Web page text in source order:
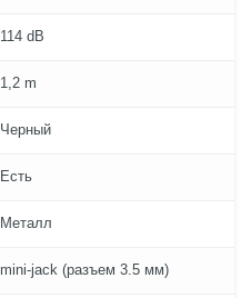
114 dB
1,2 m
Черный
Есть
Металл
mini-jack (разъем 3.5 мм)